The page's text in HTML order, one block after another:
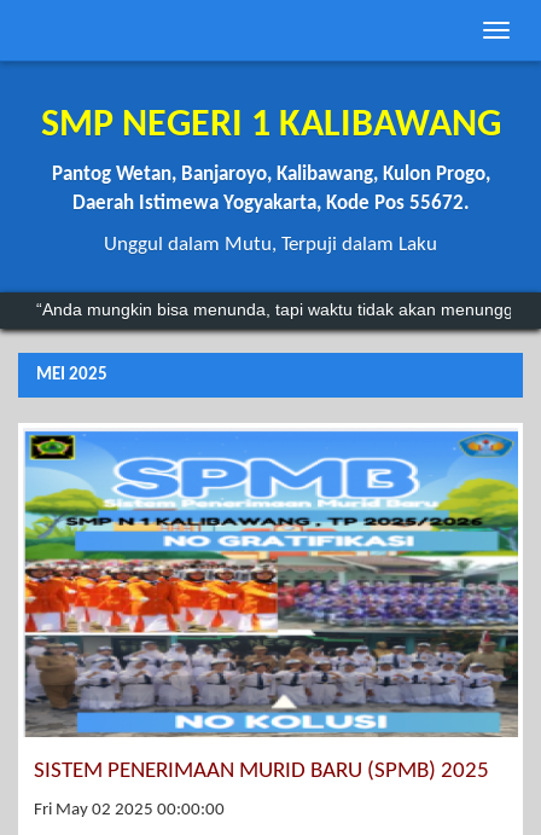
Toggle
SMP NEGERI 1 KALIBAWANG
Pantog Wetan, Banjaroyo, Kalibawang, Kulon Progo,
Daerah Istimewa Yogyakarta, Kode Pos 55672.
Unggul dalam Mutu, Terpuji dalam Laku
"Kegagalan hanyalah batu loncatan menuju kesuksesan.".~
“Anda mungkin bisa menunda, tapi waktu tidak akan
MEI 2025
SISTEM PENERIMAAN MURID BARU (SPMB) 2025
Fri May 02 2025 00:00:00